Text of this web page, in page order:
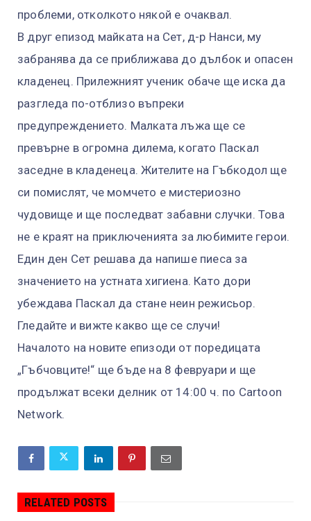
проблеми, отколкото някой е очаквал.
В друг епизод майката на Сет, д-р Нанси, му
забранява да се приближава до дълбок и опасен
кладенец. Прилежният ученик обаче ще иска да
разгледа по-отблизо въпреки
предупреждението. Малката лъжа ще се
превърне в огромна дилема, когато Паскал
заседне в кладенеца. Жителите на Гъбкодол ще
си помислят, че момчето е мистериозно
чудовище и ще последват забавни случки. Това
не е краят на приключенията за любимите герои.
Един ден Сет решава да напише пиеса за
значението на устната хигиена. Като дори
убеждава Паскал да стане неин режисьор.
Гледайте и вижте какво ще се случи!
Началото на новите епизоди от поредицата
„Гъбчовците!“ ще бъде на 8 февруари и ще
продължат всеки делник от 14:00 ч. по Cartoon
Network.
RELATED POSTS